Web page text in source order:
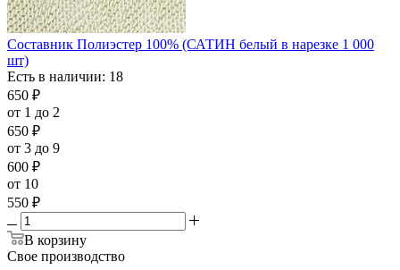
Составник Полиэстер 100% (САТИН белый в нарезке 1 000
шт)
Есть в наличии: 18
650 ₽
от 1 до 2
650 ₽
от 3 до 9
600 ₽
от 10
550 ₽
В корзину
Свое производство